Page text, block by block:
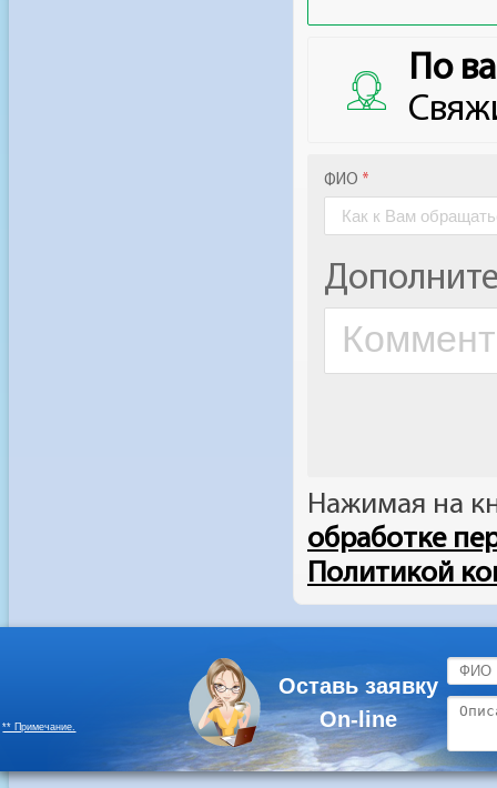
** Примечание.
Оставь заявку
On-line